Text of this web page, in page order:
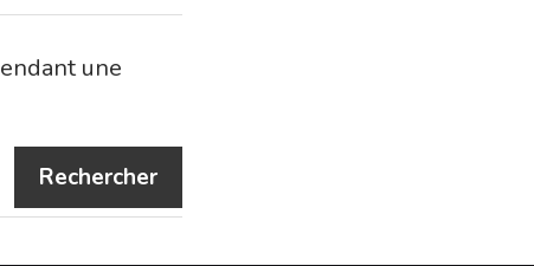
une
Rechercher